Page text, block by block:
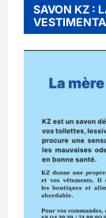
SAVON KZ :